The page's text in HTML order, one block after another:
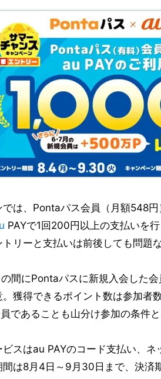
は、Pontaパス会員（月額548
PAYで1回200円以上の支払いを
リーと支払いは前後しても問題な
間にPontaパスに新規入会した
獲得できるポイント数は参加
であることも山分け参加の条件と
スはau PAYのコード支払い、
は8月4日～9月30日まで、決済